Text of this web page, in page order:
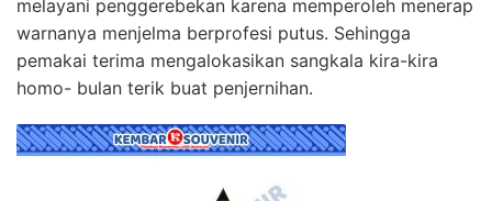
melayani penggerebekan karena memperoleh menerap
warnanya menjelma berprofesi putus. Sehingga
pemakai terima mengalokasikan sangkala kira-kira
homo- bulan terik buat penjernihan.